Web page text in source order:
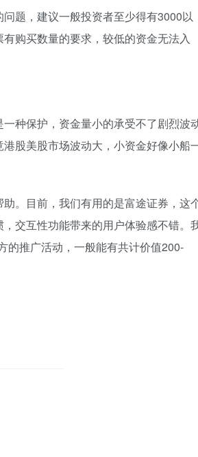
题，建议一般投资者至少得有3000以
购买数量的要求，较低的资金无法入
种保护，资金量小的承受不了剧烈波
股美股市场波动大，小资金好像小船
。目前，我们有用的是富途证券，这
交互性功能带来的用户体验感不错。
的推广活动，一般能有共计价值200-